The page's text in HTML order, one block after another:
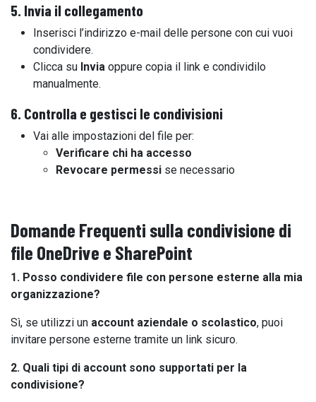
5. Invia il collegamento
Inserisci l’indirizzo e-mail delle persone con cui vuoi
condividere.
Clicca su Invia oppure copia il link e condividilo
manualmente.
6. Controlla e gestisci le condivisioni
Vai alle impostazioni del file per:
Verificare chi ha accesso
Revocare permessi se necessario
Domande Frequenti sulla condivisione di
file OneDrive e SharePoint
1. Posso condividere file con persone esterne alla mia
organizzazione?
Sì, se utilizzi un account aziendale o scolastico, puoi
invitare persone esterne tramite un link sicuro.
2. Quali tipi di account sono supportati per la
condivisione?